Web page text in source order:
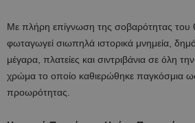
Με πλήρη επίγνωση της σοβαρότητας του
φωταγωγεί σιωπηλά ιστορικά μνημεία,
μέγαρα, πλατείες και σιντριβάνια σε όλη
χρώμα το οποίο καθιερώθηκε παγκόσμια
προωρότητας.